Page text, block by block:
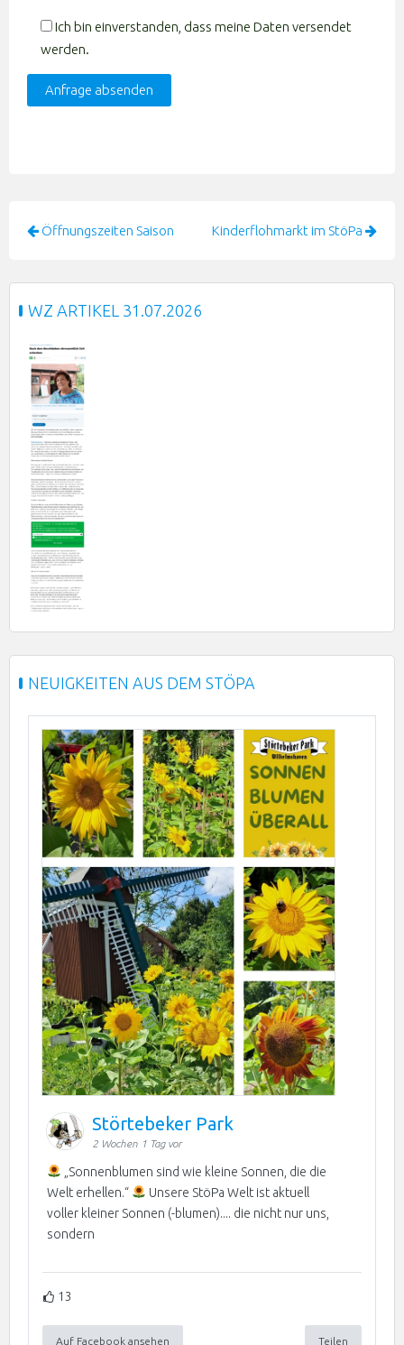
Ich bin einverstanden, dass meine Daten versendet
werden.
Beitragsnavigation
Öffnungszeiten Saison Kinderflohmarkt im StöPa
WZ ARTIKEL 31.07.2026
NEUIGKEITEN AUS DEM STÖPA
Störtebeker Park
2 Wochen 1 Tag vor
„Sonnenblumen sind wie kleine Sonnen, die die
Welt erhellen.“
Unsere StöPa Welt ist aktuell
voller kleiner Sonnen (-blumen).... die nicht nur uns,
sondern
13
Auf Facebook ansehen Teilen